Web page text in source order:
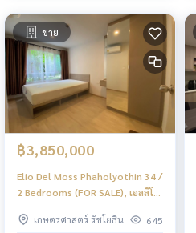
ขาย
฿3,850,000
Elio Del Moss Phaholyothin 34 /
2 Bedrooms (FOR SALE), เอลลิโอ
นอน (ขาย) PINP328
เกษตรศาสตร์ รัชโยธิน 645